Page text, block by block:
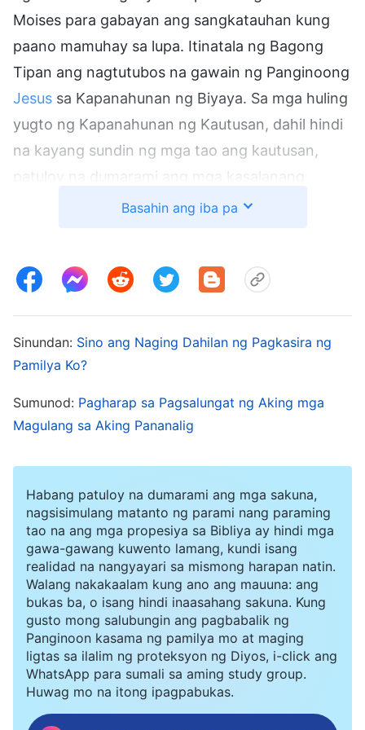
Moises para gabayan ang sangkatauhan kung
paano mamuhay sa lupa. Itinatala ng Bagong
Tipan ang nagtutubos na gawain ng Panginoong
Jesus sa Kapanahunan ng Biyaya. Sa mga huling
yugto ng Kapanahunan ng Kautusan, dahil hindi
na kayang sundin ng mga tao ang kautusan,
patuloy na dumarami ang mga kasalanang
nagagawa nila, at nanganganib silang lahat na
sangkatauhan sa ilalim ng kautusan, kaya ayon
mga tao para ipangaral ang daan ng pagsisisi.
sangkatauhan, at sa huli, ipinako Siya sa krus,
naging handog para sa kasalanan, at tinubos
mula sa kasalanan ang sangkatauhan. Hangga’t
taos-puso nating tinatanggap ang Panginoong
Jesus at umaamin at nagsisisi sa Panginoon,
patatawarin ang ating mga kasalanan.
Ipinropesiya ng Aklat ng Pahayag na sa mga
huling araw, ipahahayag ng Diyos ang
katotohanan at gagawin ang gawain ng
paghatol, at ganap na lilinisin at babaguhin ang
tiwaling disposisyon ng sangkatauhan, tinutupad
ang propesiya ng Panginoong Jesus: “
ang sinumang tao’y nakikinig sa Aking mga
Basahin ang iba pa
Sinundan: Sino ang Naging Dahilan ng Pagkasira ng
Pamilya Ko?
Sumunod: Pagharap sa Pagsalungat ng Aking mga
Magulang sa Aking Pananalig
Habang patuloy na dumarami ang mga sakuna,
nagsisimulang matanto ng parami nang paraming
tao na ang mga propesiya sa Bibliya ay hindi mga
gawa-gawang kuwento lamang, kundi isang
realidad na nangyayari sa mismong harapan natin.
Walang nakakaalam kung ano ang mauuna: ang
bukas ba, o isang hindi inaasahang sakuna. Kung
gusto mong salubungin ang pagbabalik ng
Panginoon kasama ng pamilya mo at maging
ligtas sa ilalim ng proteksyon ng Diyos, i-click ang
WhatsApp para sumali sa aming study group.
Huwag mo na itong ipagpabukas.